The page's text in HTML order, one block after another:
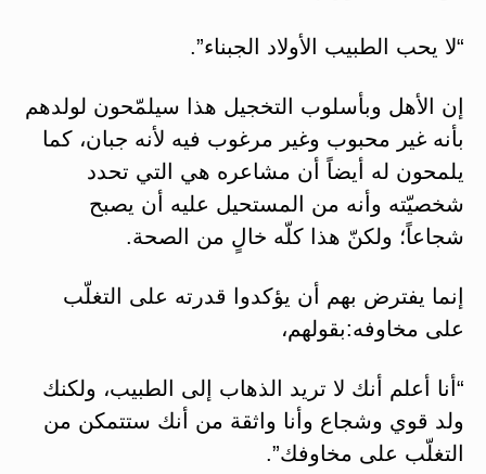
“لا يحب الطبيب الأولاد الجبناء”.
إن الأهل وبأسلوب التخجيل هذا سيلمّحون لولدهم
بأنه غير محبوب وغير مرغوب فيه لأنه جبان، كما
يلمحون له أيضاً أن مشاعره هي التي تحدد
شخصيّته وأنه من المستحيل عليه أن يصبح
شجاعاً؛ ولكنّ هذا كلّه خالٍ من الصحة.
إنما يفترض بهم أن يؤكدوا قدرته على التغلّب
على مخاوفه:بقولهم،
“أنا أعلم أنك لا تريد الذهاب إلى الطبيب، ولكنك
ولد قوي وشجاع وأنا واثقة من أنك ستتمكن من
التغلّب على مخاوفك”.